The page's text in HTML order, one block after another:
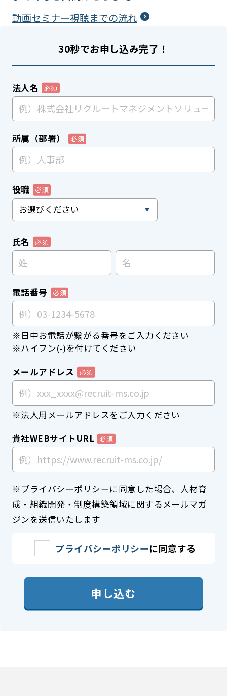
動画セミナー視聴までの流れ
30秒でお申し込み完了！
法人名
所属（部署）
役職
氏名
電話番号
※日中お電話が繋がる番号をご入力ください
※ハイフン(-)を付けてください
メールアドレス
※法人用メールアドレスをご入力ください
貴社WEBサイトURL
※プライバシーポリシーに同意した場合、人材育
成・組織開発・制度構築領域に関するメールマガ
ジンを送信いたします
プライバシーポリシーに同意する
申し込む